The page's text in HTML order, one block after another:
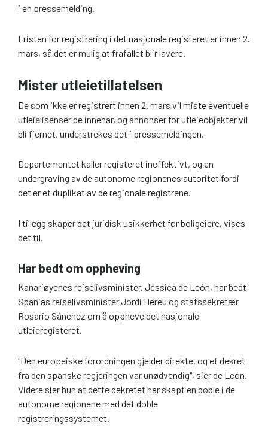
i en pressemelding.
Fristen for registrering i det nasjonale registeret er innen 2.
mars, så det er mulig at frafallet blir lavere.
Mister utleietillatelsen
De som ikke er registrert innen 2. mars vil miste eventuelle
utleielisenser de innehar, og annonser for utleieobjekter vil
bli fjernet, understrekes det i pressemeldingen.
Departementet kaller registeret ineffektivt, og en
undergraving av de autonome regionenes autoritet fordi
det er et duplikat av de regionale registrene.
I tillegg skaper det juridisk usikkerhet for boligeiere, vises
det til.
Har bedt om oppheving
Kanariøyenes reiselivsminister, Jéssica de León, har bedt
Spanias reiselivsminister Jordi Hereu og statssekretær
Rosario Sánchez om å oppheve det nasjonale
utleieregisteret.
"Den europeiske forordningen gjelder direkte, og et dekret
fra den spanske regjeringen var unødvendig", sier de León.
Videre sier hun at dette dekretet har skapt en boble i de
autonome regionene med det doble
registreringssystemet.